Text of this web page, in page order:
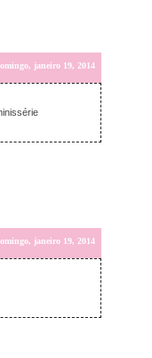
janeiro 19, 2014
janeiro 19, 2014